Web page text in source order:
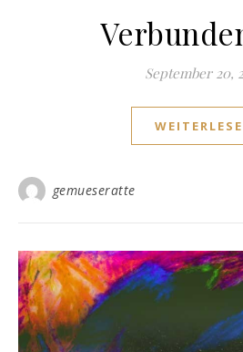
September 20,
gemueseratte